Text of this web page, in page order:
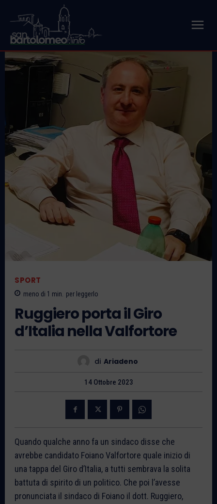
SPORT
meno di 1 min. per leggerlo
Ruggiero porta il Giro
d’Italia nella Valfortore
di Ariadeno
14 Ottobre 2023
Quando qualche anno fa un sindaco disse che
avrebbe candidato Foiano Valfortore quale inizio di
una tappa del Giro d’Italia, a tutti sembrava la solita
battuta di spirito di un politico. Che poi l’avesse
pronunciata il sindaco di Foiano il dott. Ruggiero,